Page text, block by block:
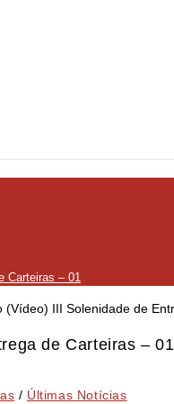
Carteiras – 01
de Carteiras – 01
/ Últimas Notícias